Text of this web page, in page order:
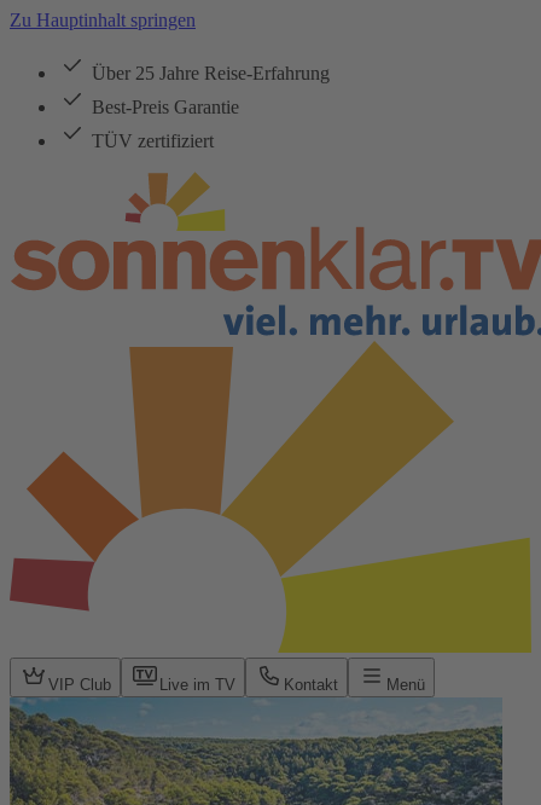
Zu Hauptinhalt springen
Über 25 Jahre Reise-Erfahrung
Best-Preis Garantie
TÜV zertifiziert
VIP Club Live im TV Kontakt Menü